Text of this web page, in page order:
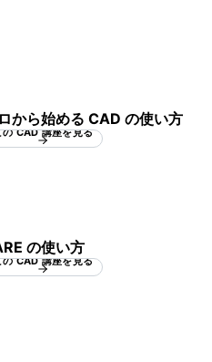
から始める CAD の使い方
の CAD 講座を見る
の使い方
の CAD 講座を見る